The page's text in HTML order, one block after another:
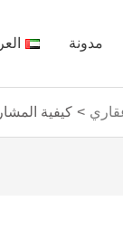
مدونة
كيفية